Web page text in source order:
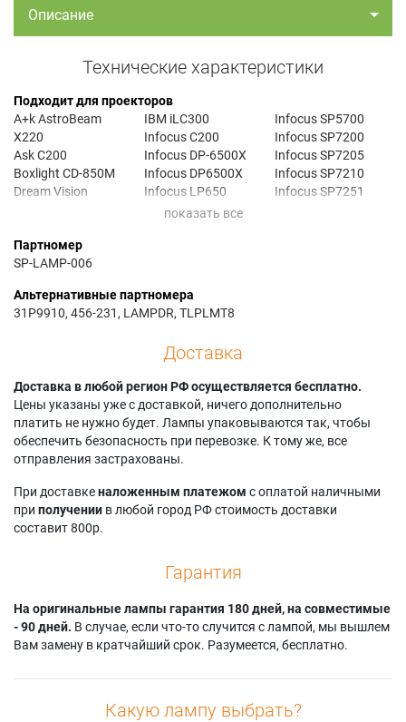
Описание
Технические характеристики
Подходит для проекторов
A+k AstroBeam
X220
Ask C200
Boxlight CD-850M
Dream Vision
DREAMWEAVER 2
Dream Vision
Dream Vision
DREAMWEAVER 3+
Dukane Image Pro
8757
Geha COMPACT 290
IBM iLC300
Infocus C200
Infocus DP-6500X
Infocus DP6500X
Infocus LP650
Infocus LP7200
Infocus ScreenPlay
5700
7200
7205
Infocus ScreenPlay
7210
Infocus SP5700
Infocus SP7200
Infocus SP7205
Infocus SP7210
Infocus SP7251
Toshiba TDP-MT8J
Toshiba TDP-MT8U
Партномер
SP-LAMP-006
Альтернативные партномера
31P9910, 456-231, LAMPDR, TLPLMT8
Доставка
Доставка в любой регион РФ осуществляется бесплатно.
Цены указаны уже с доставкой, ничего дополнительно
платить не нужно будет. Лампы упаковываются так, чтобы
обеспечить безопасность при перевозке. К тому же, все
отправления застрахованы.
При доставкеналоженным платежом с оплатой наличными
при получении в любой город РФ стоимость доставки
составит 800р.
Гарантия
На оригинальные лампы гарантия 180 дней, на совместимые
- 90 дней. В случае, если что-то случится с лампой, мы вышлем
Вам замену в кратчайший срок. Разумеется, бесплатно.
Какую лампу выбрать?